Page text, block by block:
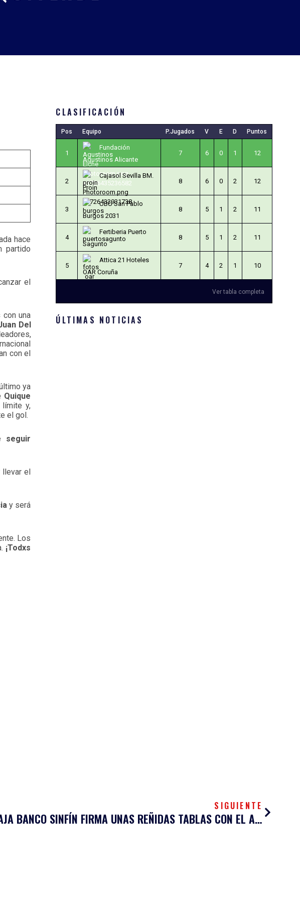
hace
partido
el
con una
Del
con el
ya
Quique
y,
el gol.
seguir
llevar el
y será
Los
¡Todxs
CLASIFICACIÓN
Pos Equipo P.Jugados V E D Puntos
1
Fundación
Agustinos Alicante
7 6 0 1 12
2
Cajasol Sevilla BM.
Proin
8 6 0 2 12
3
UBU San Pablo
Burgos 2031
8 5 1 2 11
4
Fertiberia Puerto
Sagunto
8 5 1 2 11
5
Attica 21 Hoteles
OAR Coruña
7 4 2 1 10
Ver tabla completa
ÚLTIMAS NOTICIAS
SIGUIENTE
EL UNICAJA BANCO SINFÍN FIRMA UNAS REÑIDAS TABLAS CON EL ANAITASUNA